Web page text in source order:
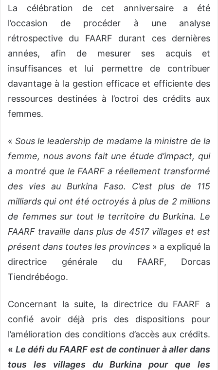
La célébration de cet anniversaire a été
l’occasion de procéder à une analyse
rétrospective du FAARF durant ces dernières
années, afin de mesurer ses acquis et
insuffisances et lui permettre de contribuer
davantage à la gestion efficace et efficiente des
ressources destinées à l’octroi des crédits aux
femmes.
«Sous le leadership de madame la ministre de la
femme, nous avons fait une étude d’impact, qui
a montré que le FAARF a réellement transformé
des vies au Burkina Faso. C’est plus de 115
milliards qui ont été octroyés à plus de 2 millions
de femmes sur tout le territoire du Burkina. Le
FAARF travaille dans plus de 4517 villages et est
présent dans toutes les provinces» a expliqué la
directrice générale du FAARF, Dorcas
Tiendrébéogo.
Concernant la suite, la directrice du FAARF a
confié avoir déjà pris des dispositions pour
l’amélioration des conditions d’accès aux crédits.
« Le défi du FAARF est de continuer à aller dans
tous les villages du Burkina pour que les